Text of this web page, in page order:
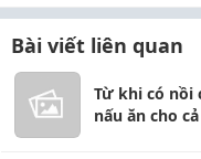
Bài viết liên quan
Từ khi có nồi
nấu ăn cho